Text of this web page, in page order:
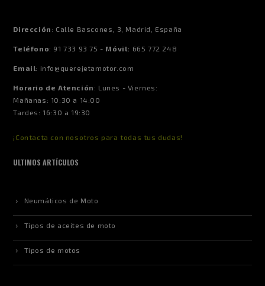
Dirección : Calle Bascones, 3, Madrid, España
Teléfono: 91 733 93 75 - Móvil: 665 772 248
Email: info@querejetamotor.com
Horario de Atención : Lunes - Viernes:
Mañanas: 10:30 a 14:00
Tardes: 16:30 a 19:30
¡Contacta con nosotros para todas tus dudas!
ULTIMOS ARTÍCULOS
Neumáticos de Moto
Tipos de aceites de moto
Tipos de motos